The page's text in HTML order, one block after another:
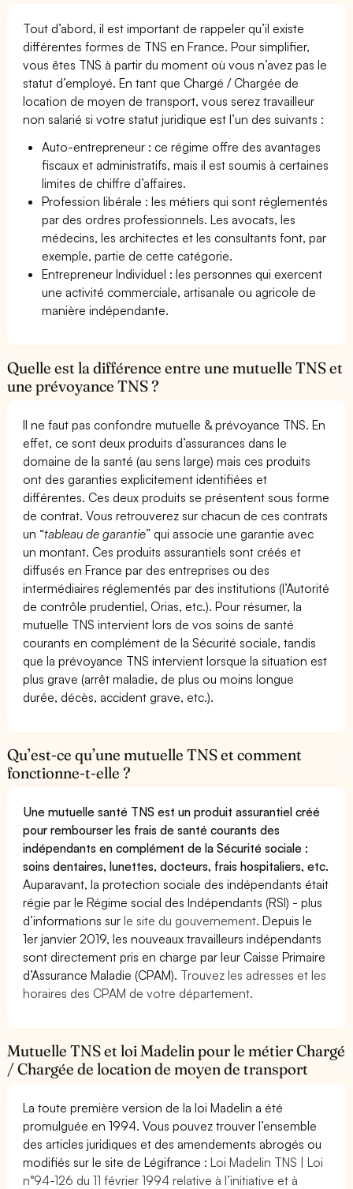
Tout d’abord, il est important de rappeler qu’il existe
différentes formes de TNS en France. Pour simplifier,
vous êtes TNS à partir du moment où vous n’avez pas le
statut d’employé. En tant que Chargé / Chargée de
location de moyen de transport, vous serez travailleur
non salarié si votre statut juridique est l’un des suivants :
Auto-entrepreneur : ce régime offre des avantages
fiscaux et administratifs, mais il est soumis à certaines
limites de chiffre d’affaires.
Profession libérale : les métiers qui sont réglementés
par des ordres professionnels. Les avocats, les
médecins, les architectes et les consultants font, par
exemple, partie de cette catégorie.
Entrepreneur Individuel : les personnes qui exercent
une activité commerciale, artisanale ou agricole de
manière indépendante.
Quelle est la différence entre une mutuelle TNS et
une prévoyance TNS ?
Il ne faut pas confondre mutuelle & prévoyance TNS. En
effet, ce sont deux produits d’assurances dans le
domaine de la santé (au sens large) mais ces produits
ont des garanties explicitement identifiées et
différentes. Ces deux produits se présentent sous forme
de contrat. Vous retrouverez sur chacun de ces contrats
un “tableau de garantie” qui associe une garantie avec
un montant. Ces produits assurantiels sont créés et
diffusés en France par des entreprises ou des
intermédiaires réglementés par des institutions (l’Autorité
de contrôle prudentiel, Orias, etc.). Pour résumer, la
mutuelle TNS intervient lors de vos soins de santé
courants en complément de la Sécurité sociale, tandis
que la prévoyance TNS intervient lorsque la situation est
plus grave (arrêt maladie, de plus ou moins longue
durée, décès, accident grave, etc.).
Qu’est-ce qu’une mutuelle TNS et comment
fonctionne-t-elle ?
Une mutuelle santé TNS est un produit assurantiel créé
pour rembourser les frais de santé courants des
indépendants en complément de la Sécurité sociale :
soins dentaires, lunettes, docteurs, frais hospitaliers, etc.
Auparavant, la protection sociale des indépendants était
régie par le Régime social des Indépendants (RSI) - plus
d’informations surle site du gouvernement. Depuis le
1er janvier 2019, les nouveaux travailleurs indépendants
sont directement pris en charge par leur Caisse Primaire
d’Assurance Maladie (CPAM). Trouvez les adresses et les
horaires des CPAM de votre département.
Mutuelle TNS et loi Madelin pour le métier Chargé
/ Chargée de location de moyen de transport
La toute première version de la loi Madelin a été
promulguée en 1994. Vous pouvez trouver l’ensemble
des articles juridiques et des amendements abrogés ou
modifiés sur le site de Légifrance :Loi Madelin TNS | Loi
n°94-126 du 11 février 1994 relative à l’initiative et à